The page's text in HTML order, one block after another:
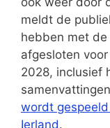
meldt de
hebben met de
afgesloten
2028, inclusief
wordt
Ierland.